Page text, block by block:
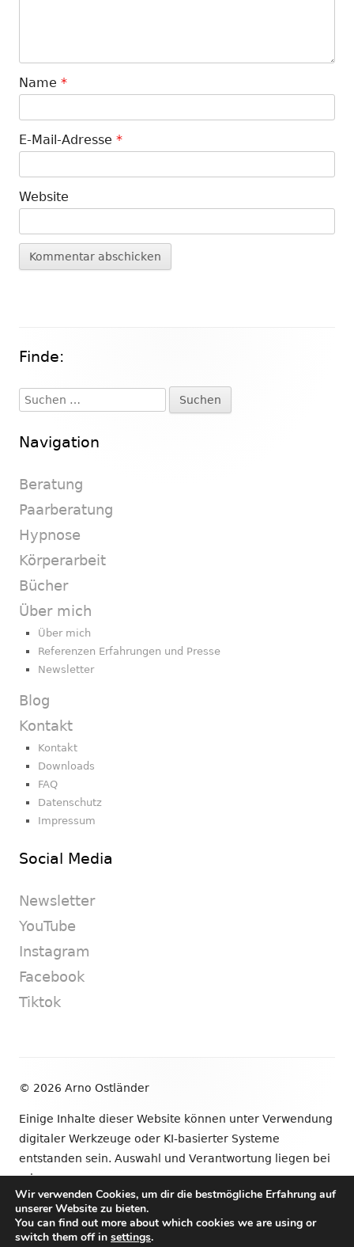
Name *
E-Mail-Adresse *
Website
Haupt-
Seitenleiste
Finde:
Suchen
nach:
Navigation
Beratung
Paarberatung
Hypnose
Körperarbeit
Bücher
Über mich
Über mich
Referenzen Erfahrungen und Presse
Newsletter
Blog
Kontakt
Kontakt
Downloads
FAQ
Datenschutz
Impressum
Social Media
Newsletter
YouTube
Instagram
Facebook
Tiktok
© 2026 Arno Ostländer
Einige Inhalte dieser Website können unter Verwendung
digitaler Werkzeuge oder KI-basierter Systeme
entstanden sein. Auswahl und Verantwortung liegen bei
mir.
•VerwendetTiny Framework
Wir verwenden Cookies, um dir die bestmögliche Erfahrung auf
unserer Website zu bieten.
You can find out more about which cookies we are using or
switch them off in settings.